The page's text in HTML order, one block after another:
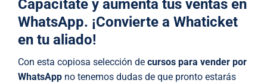
Capacítate y aumenta tus ventas en
WhatsApp. ¡Convierte a Whaticket
en tu aliado!
Con esta copiosa selección de cursos para vender por
WhatsApp no tenemos dudas de que pronto estarás